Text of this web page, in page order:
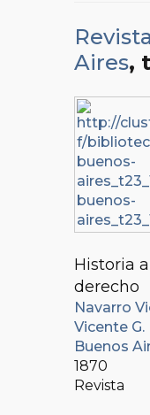
Aires,
Historia
derecho
Navarro
Vicente G.
Buenos
1870
Revista